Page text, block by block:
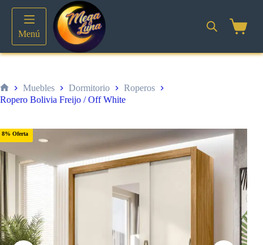
contenido
Menú
Inicio
Muebles Dormitorio
Roperos
Ropero Bolivia Freijo / Off White
8% Oferta